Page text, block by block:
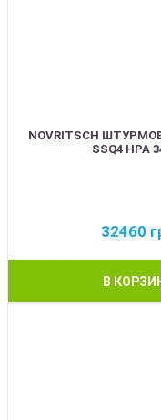
NOVRITSCH
SSQ4 HPA
32460
В